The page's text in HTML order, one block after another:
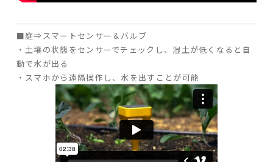
■庭⇒スマートセンサー＆バルブ
・土壌の状態をセンサーでチェックし、湿土が低くなると自
動で水が出る
・スマホから遠隔操作し、水を出すことが可能